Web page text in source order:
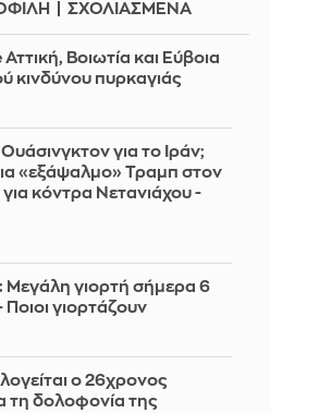
ΣΧΟΛΙΑΣΜΕΝΑ
Βοιωτία και Εύβοια
κινδύνου πυρκαγιάς
για το Ιράν;
«εξάψαλμο» Τραμπ στον
κόντρα Νετανιάχου -
Μεγάλη γιορτή σήμερα 6
γιορτάζουν
ο 26χρονος
τη δολοφονία της